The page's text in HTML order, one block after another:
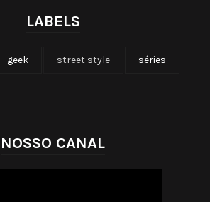
LABELS
geek street style séries
NOSSO CANAL